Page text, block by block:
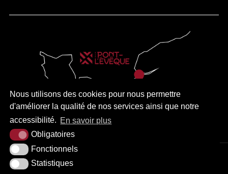
Nous utilisons des cookies pour nous permettre
d'améliorer la qualité de nos services ainsi que notre
accessibilité. En savoir plus
Obligatoires
Fonctionnels
Statistiques